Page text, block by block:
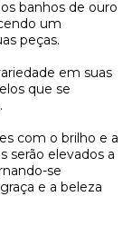
banhos de ouro
um
peças.
em suas
que se
com o brilho e a
serão elevados a
se
e a beleza